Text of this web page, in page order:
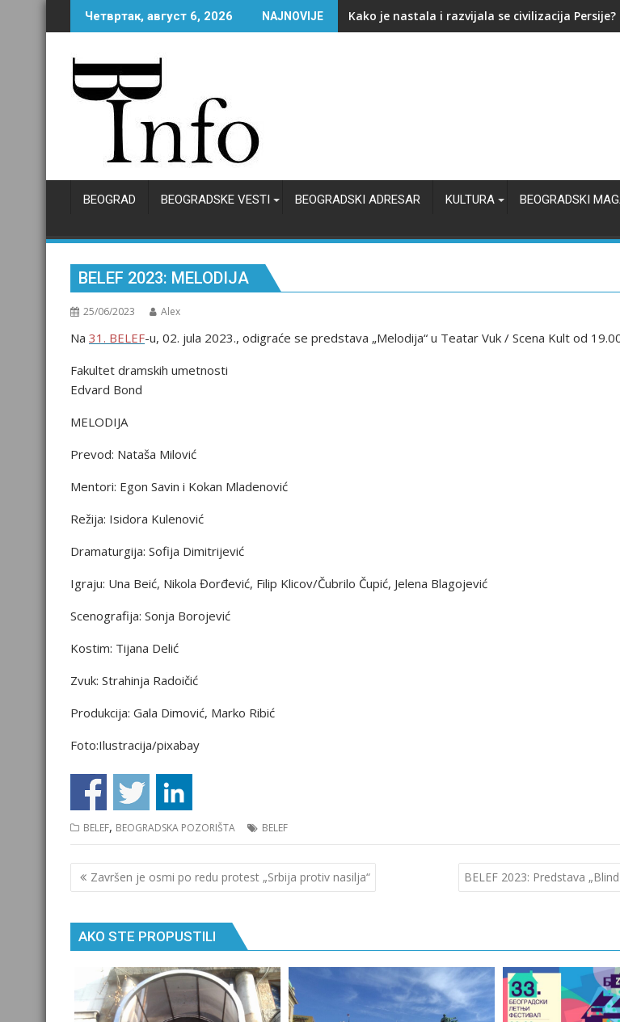
to
Четвртак, август 6, 2026 NAJNOVIJE Određen pritvor osumnjičenima za ubistvo na
BEOGRAD BEOGRADSKE VESTI BEOGRADSKI ADRESAR KULTURA BEOGRADSKI
BELEF 2023: MELODIJA
25/06/2023 Alex
Na 31. BELEF-u, 02. jula 2023., odigraće se predstava „Melodija“ u Teatar Vuk / Scena Kult od
Fakultet dramskih umetnosti
Edvard Bond
MELODIJA
Prevod: Nataša Milović
Mentori: Egon Savin i Kokan Mladenović
Režija: Isidora Kulenović
Dramaturgija: Sofija Dimitrijević
Igraju: Una Beić, Nikola Đorđević, Filip Klicov/Čubrilo Čupić, Jelena Blagojević
Scenografija: Sonja Borojević
Kostim: Tijana Delić
Zvuk: Strahinja Radoičić
Produkcija: Gala Dimović, Marko Ribić
Foto:Ilustracija/pixabay
BELEF, BEOGRADSKA POZORIŠTA BELEF
Кретање
чланка
Završen je osmi po redu protest „Srbija protiv nasilja“ BELEF 2023: Predstava
AKO STE PROPUSTILI